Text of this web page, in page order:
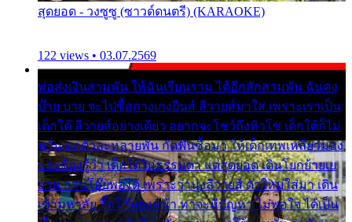
สุดยอด - วงซูซู (ซาวด์ดนตรี) (KARAOKE)
122 views • 03.07.2569
พ่อส่งเงินสามพัน ให้ฉันเรียนราม ได้อีกสักสามพัน ฉันคง
บ๊าย บาย จะไปซื้อกางเกงยีนส์ ลีวายส์มาใส่ เพราะเราเป็น
เด็กใต้ ลีวายส์อย่างเดียว อยากจะโชว์ถึงหิวโซ เด็กใต้ก็ไม่
หวั่น ตกตัวละหลายพัน กัดฟันซื้อมา ให้เด็กเทพเหลียวมอง
และต้องรู้ว่า เด็กใต้ไม่ธรรมดา แต่สุดยอด เดินโยกย้ายเย
ยวน กวนโอ๊ยพอได้ เพราะว่านุ่งลีวายส์ ตัวใหม่ใส่มา เดิน
เข้ามหาลัย จิ๊กโก๊มองหน้า ท่าจะมีปัญหา ไม่พอใจ ได้เป็น